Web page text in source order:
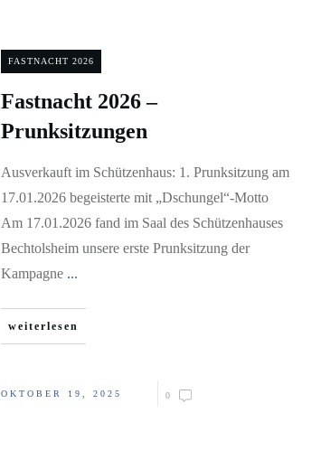
FASTNACHT 2026
Fastnacht 2026 –
Prunksitzungen
Ausverkauft im Schützenhaus: 1. Prunksitzung am
17.01.2026 begeisterte mit „Dschungel“-Motto
Am 17.01.2026 fand im Saal des Schützenhauses
Bechtolsheim unsere erste Prunksitzung der
Kampagne ...
weiterlesen
OKTOBER 19, 2025 0